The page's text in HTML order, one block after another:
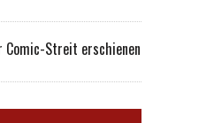
Streit erschienen